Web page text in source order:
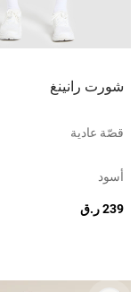
شورت رانينغ
قصّة عادية
أسود
239 ر.ق